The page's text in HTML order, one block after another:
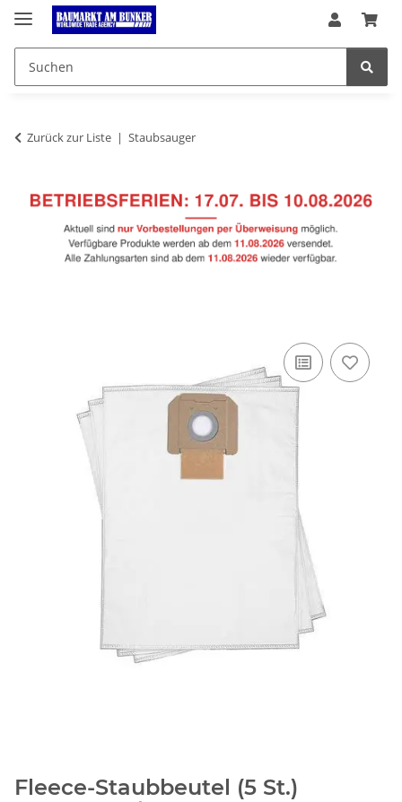
Zurück zur Liste Staubsauger
Fleece-Staubbeutel (5 St.)